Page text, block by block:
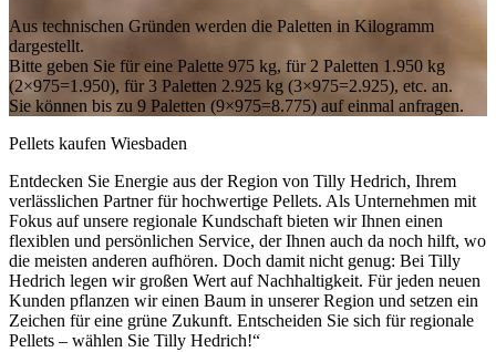
Aus technischen Gründen werden die Paletten in Kilogramm
dargestellt.
Bitte geben Sie für eine Palette 975 kg, für 2 Paletten 1.950 kg
(2×975=1.950), für 3 Paletten 2.925 kg (3×975=2.925), etc. an.
Sie können bis zu 9 Paletten (9×975=8.775) auf einmal anfragen.
Pellets kaufen Wiesbaden
Entdecken Sie Energie aus der Region von Tilly Hedrich, Ihrem
verlässlichen Partner für hochwertige Pellets. Als Unternehmen mit
Fokus auf unsere regionale Kundschaft bieten wir Ihnen einen
flexiblen und persönlichen Service, der Ihnen auch da noch hilft, wo
die meisten anderen aufhören. Doch damit nicht genug: Bei Tilly
Hedrich legen wir großen Wert auf Nachhaltigkeit. Für jeden neuen
Kunden pflanzen wir einen Baum in unserer Region und setzen ein
Zeichen für eine grüne Zukunft. Entscheiden Sie sich für regionale
Pellets – wählen Sie Tilly Hedrich!“